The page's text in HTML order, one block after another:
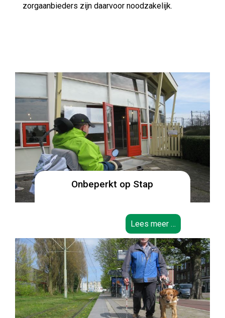
zorgaanbieders zijn daarvoor noodzakelijk.
Onbeperkt op Stap
Lees meer …